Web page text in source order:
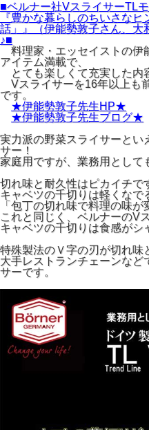
■ベルナー社VスライサーTL
『豊かな暮らしのちいさな
話」』（伊能勢敦子さん、大
♪■
料理家・エッセイストの伊
アイテム満載で、
とても楽しくて充実した内
Vスライサーを16年以上も
です。
★伊能勢敦子先生HP★
★伊能勢敦子先生ブログ★
実力派の野菜スライサーとい
サー！
家庭用ですが、業務用として
切れ味と耐久性はピカイチで
キャベツの千切りは軽くなで
「包丁の切れ味で料理の味が
これと同じく、ベルナーのV
キャベツの千切りは食感がシ
特殊製法のＶ字の刃が切れ味
大手レストランチェーンなど
サーです。